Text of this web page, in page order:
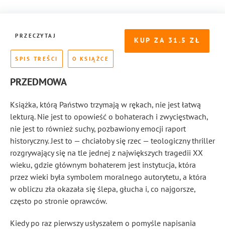
KUP ZA 31.5
PRZECZYTAJ
SPIS TREŚCI O KSIĄŻCE
PRZEDMOWA
Książka, którą Państwo trzymają w rękach, nie jest łatwą
lekturą. Nie jest to opowieść o bohaterach i zwycięstwach,
nie jest to również suchy, pozbawiony emocji raport
historyczny. Jest to — chciałoby się rzec — teologiczny thriller
rozgrywający się na tle jednej z największych tragedii XX
wieku, gdzie głównym bohaterem jest instytucja, która
przez wieki była symbolem moralnego autorytetu, a która
w obliczu zła okazała się ślepa, głucha i, co najgorsze,
często po stronie oprawców.
Kiedy po raz pierwszy usłyszałem o pomyśle napisania